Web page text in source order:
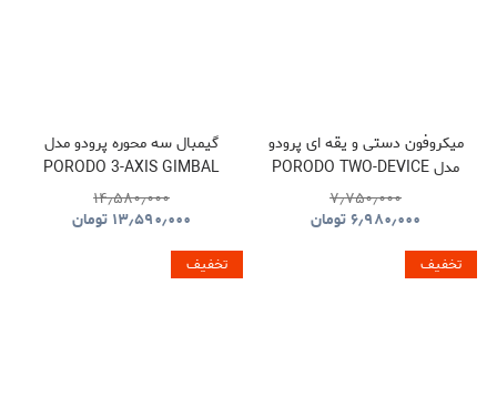
میکروفون دستی و یقه ای پرودو
مدل PORODO TWO-DEVICE
CONNECT HANDHELD
LAVALIER MICROPHONE
۷٫۷۵۰٫۰۰۰
۶٫۹۸۰٫۰۰۰تومان
گیمبال سه محوره پرودو مدل
PORODO 3-AXIS GIMBAL
STABILIZER PDLFST127BK
۱۴٫۵۸۰٫۰۰۰
۱۳٫۵۹۰٫۰۰۰ تومان
تخفیف تخفیف